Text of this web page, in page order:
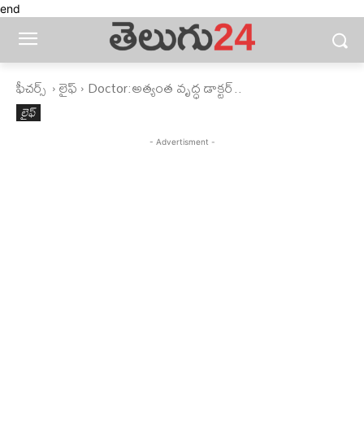
end
ఫీచ‌ర్స్ ‌ లైఫ్‌ Doctor:అత్యంత వృద్ధ డాక్టర్..
లైఫ్‌
- Advertisment -